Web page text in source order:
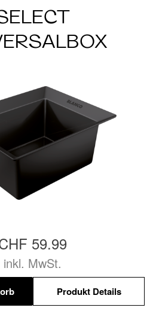
59.99
inkl. MwSt.
Produkt Details